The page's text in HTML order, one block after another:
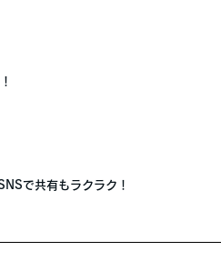
！
で共有もラクラク！